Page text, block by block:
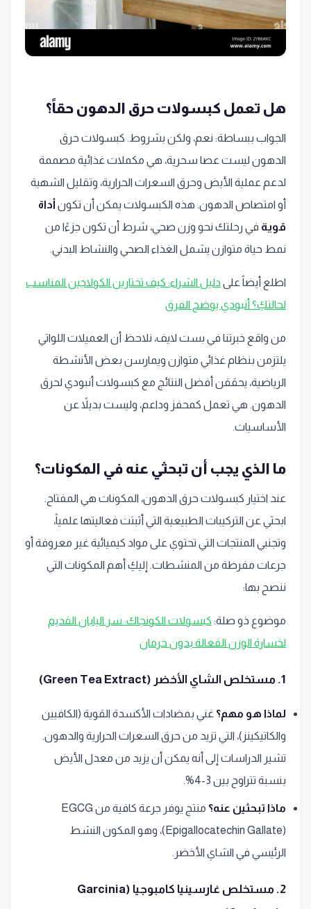
هل تعمل كبسولات حرق الدهون حقاً؟
الجواب ببساطة: نعم، ولكن بشروط. كبسولات حرق
الدهون ليست عصا سحرية، هي مكملات غذائية مصممة
لدعم عملية الأيض وحرق السعرات الحرارية، وتقليل الشهية
أو امتصاص الدهون. هذه الكبسولات يمكن أن تكون أداة
قوية في رحلتك نحو وزن صحي، شرط أن تكون جزءًا من
نمط حياة متوازن يشمل الغذاء الصحي والنشاط البدني.
اطلع أيضاً على دليل الشراء: كيف تختارين الكولاجين المناسب
لحالتكِ؟ أنبودي يوضح الفرق
من واقع خبرتنا في بست لايف، نلاحظ أن العميلات اللواتي
يلتزمن بنظام غذائي متوازن ويمارسن بعض الأنشطة
الرياضية، يحققن أفضل النتائج مع كبسولات أنبودي لحرق
الدهون. هي تعمل كمحفز وداعم، وليست بديلاً عن
الأساسيات.
ما الذي يجب أن تبحثي عنه في المكونات؟
عند اختيار كبسولات حرق الدهون، المكونات هي المفتاح.
ابحثي عن التركيبات الطبيعية التي أثبتت فعاليتها علمياً،
وتجنبي المنتجات التي تحتوي على مواد كيميائية غير معروفة أو
جرعات مفرطة من المنشطات. إليكِ أهم المكونات التي
ننصح بها:
موضوع ذو صلة: كبسولات الكونجاك: سر اليابان القديم
لخسارة الوزن الفعالة بدون حرمان
1. مستخلص الشاي الأخضر (Green Tea Extract)
لماذا هو مهم؟ غني بمضادات الأكسدة القوية (الكافيين
والكاتيكينز)، التي تزيد من حرق السعرات الحرارية والدهون.
تشير الدراسات إلى أنه يمكن أن يزيد من معدل الأيض
بنسبة تتراوح بين 3-4%.
ماذا تبحثين عنه؟
منتج يوفر جرعة كافية من EGCG
(Epigallocatechin Gallate)، وهو المكون النشط
الرئيسي في الشاي الأخضر.
2. مستخلص غارسينيا كامبوجيا (Garcinia